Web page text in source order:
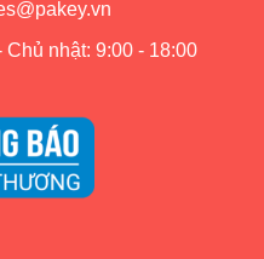
nhật: 9:00 - 18:00